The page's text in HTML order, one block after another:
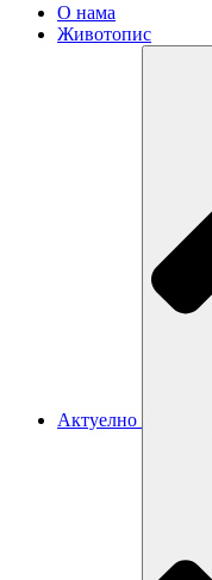
О нама
Животопис
Актуелно